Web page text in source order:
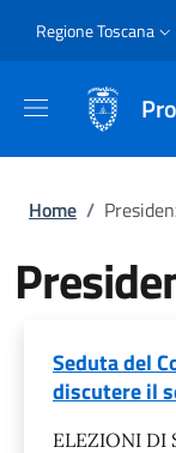
Slim
Regione Toscana
Briciole
Home /
Seduta del
discutere il
ELEZIONI DI